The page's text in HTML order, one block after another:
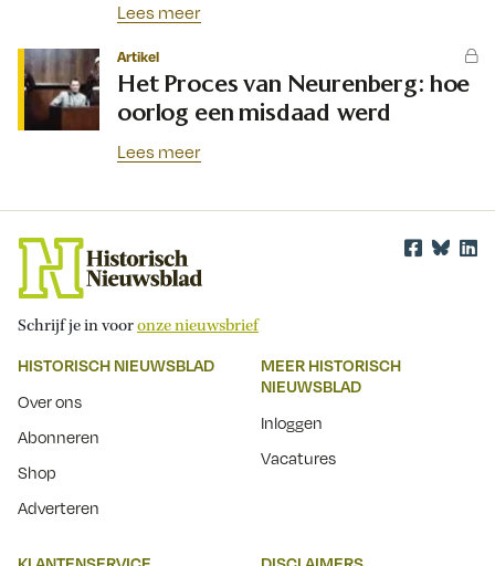
Lees meer
Artikel
Het Proces van Neurenberg: hoe
oorlog een misdaad werd
Lees meer
Schrijf je in vooronze nieuwsbrief
HISTORISCH NIEUWSBLAD
Over ons
Abonneren
Shop
Adverteren
MEER HISTORISCH
NIEUWSBLAD
Inloggen
Vacatures